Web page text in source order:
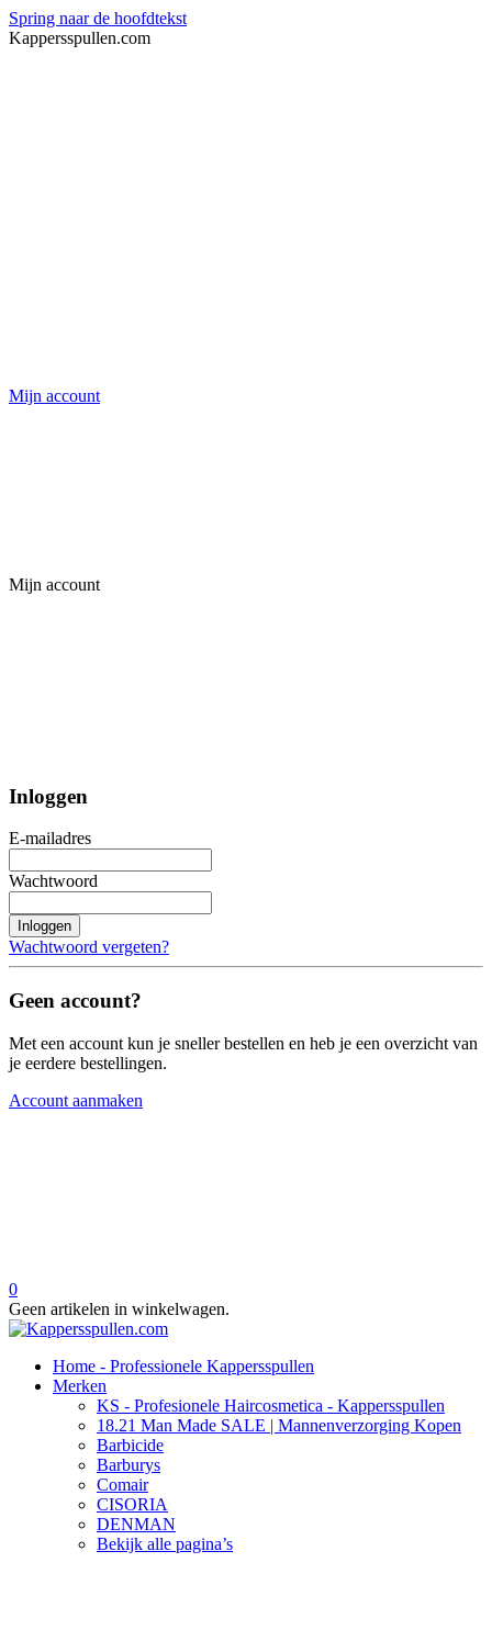
Spring naar de hoofdtekst
Kappersspullen.com
Mijn account
Mijn account
Inloggen
E-mailadres
Wachtwoord
Inloggen
Wachtwoord vergeten?
Geen account?
Met een account kun je sneller bestellen en heb je een overzicht van
je eerdere bestellingen.
Account aanmaken
0
Geen artikelen in winkelwagen.
Home - Professionele Kappersspullen
Merken
KS - Profesionele Haircosmetica - Kappersspullen
18.21 Man Made SALE | Mannenverzorging Kopen
Barbicide
Barburys
Comair
CISORIA
DENMAN
Bekijk alle pagina’s